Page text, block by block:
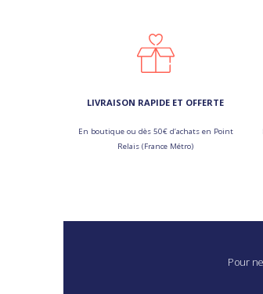
LIVRAISON RAPIDE ET OFFERTE
En boutique ou dès 50€ d’achats en Point
Relais (France Métro)
Pour